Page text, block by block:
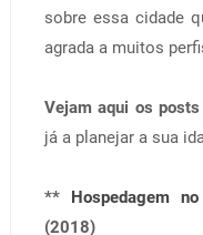
sobre essa cidade
agrada a muitos
Vejam aqui os posts
já a planejar a sua
** Hospedagem
(2018)